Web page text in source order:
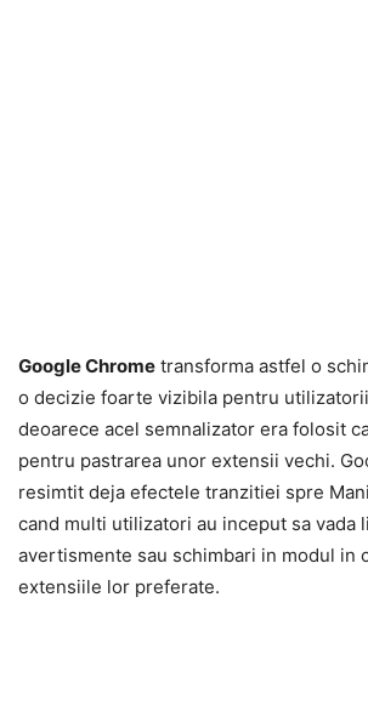
Google Chrome transforma astfel o
o decizie foarte vizibila pentru
deoarece acel semnalizator era folosit
pentru pastrarea unor extensii vechi.
resimtit deja efectele tranzitiei spre
cand multi utilizatori au inceput sa vada
avertismente sau schimbari in modul in
extensiile lor preferate.